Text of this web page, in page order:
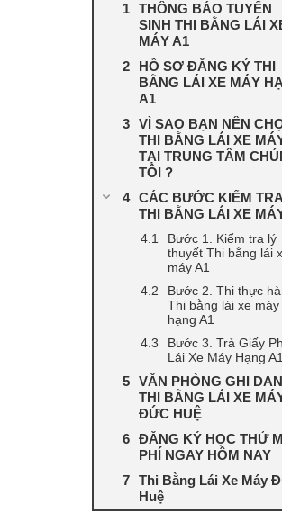
THÔNG BÁO TUYỂN
SINH THI BẰNG LÁI
MÁY A1
HỒ SƠ ĐĂNG KÝ THI
BẰNG LÁI XE MÁY
A1
VÌ SAO BẠN NÊN
THI BẰNG LÁI XE
TẠI TRUNG TÂM
TÔI ?
CÁC BƯỚC KIỂM
THI BẰNG LÁI XE
Bước 1. Kiểm tra lý
thuyết Thi bằng lái
máy A1
Bước 2. Thi thực
Thi bằng lái xe máy
hạng A1
Bước 3. Trả Giấy
Lái Xe Máy Hạng A1
VĂN PHÒNG GHI
THI BẰNG LÁI XE
ĐỨC HUỆ
ĐĂNG KÝ HỌC THỬ
PHÍ NGAY HÔM NAY
Thi Bằng Lái Xe Máy
Huệ